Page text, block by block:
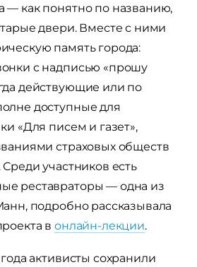
— как понятно по названию,
двери. Вместе с ними
память города:
с надписью «прошу
действующие или по
доступные для
«Для писем и газет»,
страховых обществ
участников есть
реставраторы — одна из
подробно рассказывала
в онлайн-лекции.
активисты сохранили